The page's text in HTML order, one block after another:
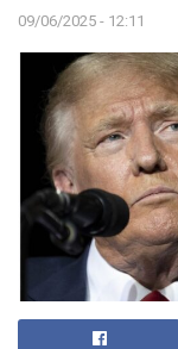
09/06/2025 - 12:11